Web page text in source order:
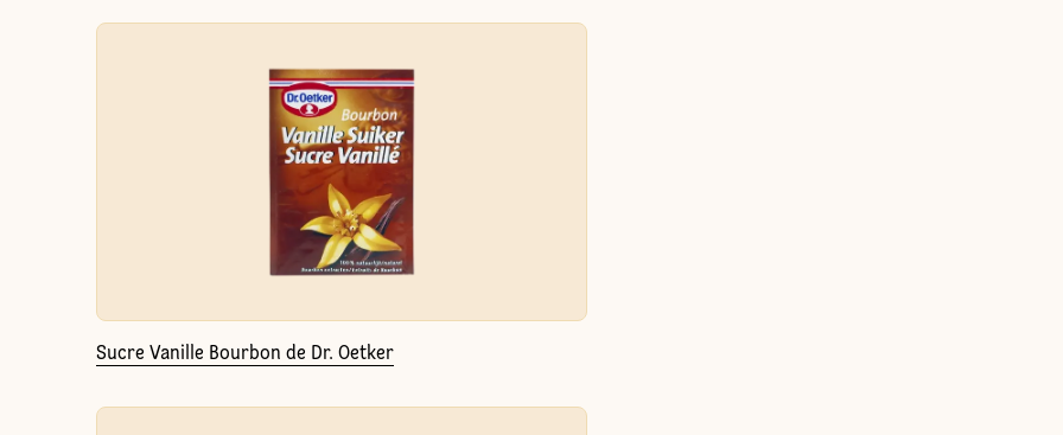
Sucre Vanille Bourbon de Dr. Oetker